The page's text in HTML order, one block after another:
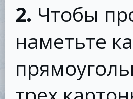
2. Чтобы
наметьте